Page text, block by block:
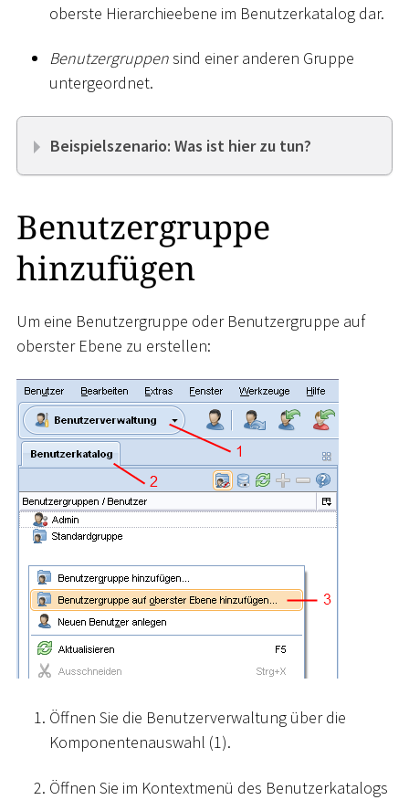
oberste Hierarchieebene im Benutzerkatalog dar.
Benutzergruppensind einer anderen Gruppe
untergeordnet.
Beispielszenario: Was ist hier zu tun?
Benutzergruppe
hinzufügen
Um eine Benutzergruppe oder Benutzergruppe auf
oberster Ebene zu erstellen:
Öffnen Sie die Benutzerverwaltung über die
Komponentenauswahl (1).
Öffnen Sie im Kontextmenü des Benutzerkatalogs